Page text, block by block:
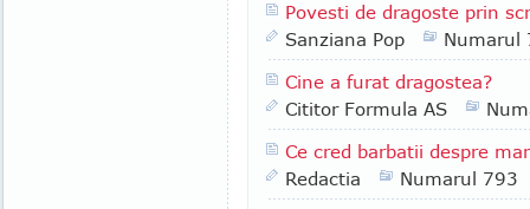
Povesti de dragoste prin
Sanziana Pop
Numarul
Cine a furat dragostea?
Cititor Formula AS
Ce cred barbatii despre
Redactia
Numarul 793